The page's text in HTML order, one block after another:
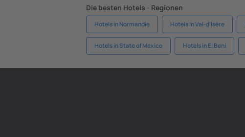
Die besten Hotels - Regionen
Hotels in Normandie Hotels in Val-d’Isère
Hotels in State of Mexico Hotels in El Beni